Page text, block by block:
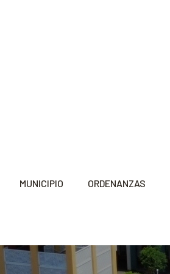
MUNICIPIO ORDENANZAS